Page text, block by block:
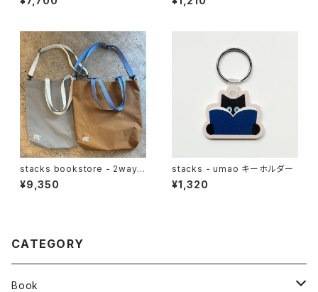
stacks bookstore - 2way n
ylon tote
¥9,350
stacks - umao キーホルダー
¥1,320
CATEGORY
Book